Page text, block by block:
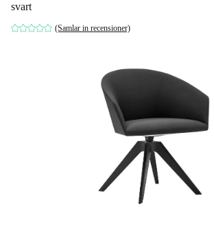
svart
(Samlar in recensioner)